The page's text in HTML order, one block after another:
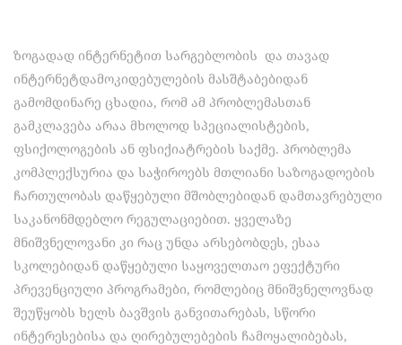
ზოგადად ინტერნეტით სარგებლობის და თავად
ინტერნეტდამოკიდებულების მასშტაბებიდან
გამომდინარე ცხადია, რომ ამ პრობლემასთან
გამკლავება არაა მხოლოდ სპეციალისტების,
ფსიქოლოგების ან ფსიქიატრების საქმე. პრობლემა
კომპლექსურია და საჭიროებს მთლიანი საზოგადოების
ჩართულობას დაწყებული მშობლებიდან დამთავრებული
საკანონმდებლო რეგულაციებით. ყველაზე
მნიშვნელოვანი კი რაც უნდა არსებობდეს, ესაა
სკოლებიდან დაწყებული საყოველთაო ეფექტური
პრევენციული პროგრამები, რომლებიც მნიშვნელოვნად
შეუწყობს ხელს ბავშვის განვითარებას, სწორი
ინტერესებისა და ღირებულებების ჩამოყალიბებას,